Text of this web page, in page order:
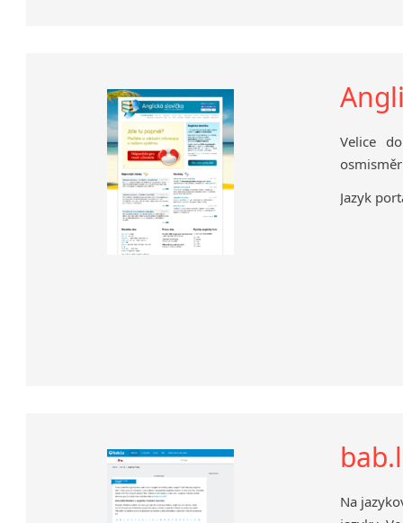
Velice
Jazyk
Na